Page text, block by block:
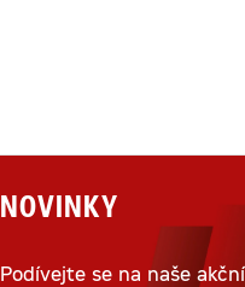
NOVINKY
Podívejte se na naše akční